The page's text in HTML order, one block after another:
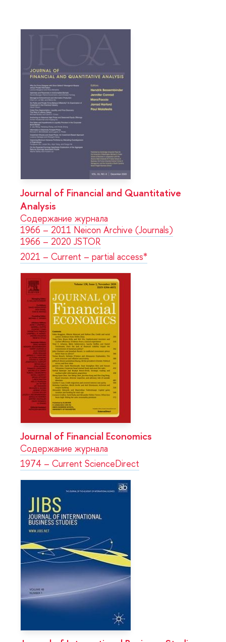
Journal of Financial and Quantitative
Analysis
Содержание журнала
1966 – 2011 Neicon Archive (Journals)
1966 – 2020 JSTOR
2021 – Current – partial access*
Journal of Financial Economics
Содержание журнала
1974 – Current ScienceDirect